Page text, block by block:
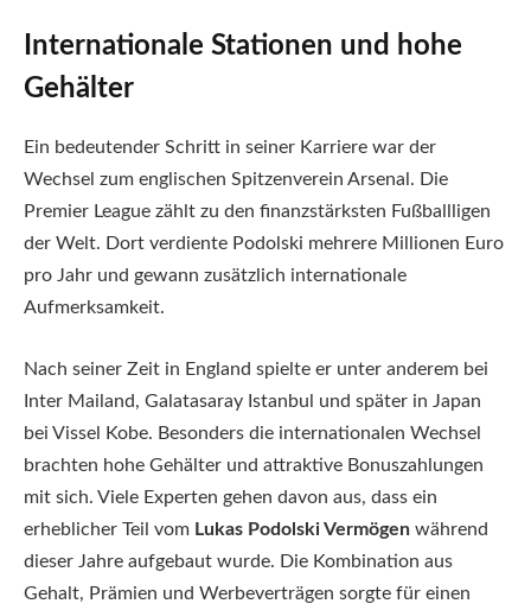
Internationale Stationen und hohe
Gehälter
Ein bedeutender Schritt in seiner Karriere war der
Wechsel zum englischen Spitzenverein Arsenal. Die
Premier League zählt zu den finanzstärksten Fußballligen
der Welt. Dort verdiente Podolski mehrere Millionen Euro
pro Jahr und gewann zusätzlich internationale
Aufmerksamkeit.
Nach seiner Zeit in England spielte er unter anderem bei
Inter Mailand, Galatasaray Istanbul und später in Japan
bei Vissel Kobe. Besonders die internationalen Wechsel
brachten hohe Gehälter und attraktive Bonuszahlungen
mit sich. Viele Experten gehen davon aus, dass ein
erheblicher Teil vom Lukas Podolski Vermögen während
dieser Jahre aufgebaut wurde. Die Kombination aus
Gehalt, Prämien und Werbeverträgen sorgte für einen